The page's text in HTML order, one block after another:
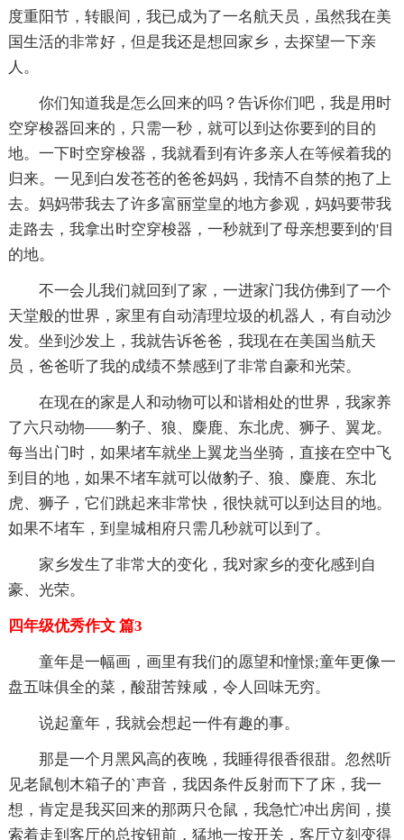
度重阳节，转眼间，我已成为了一名航天员，虽然我在美
国生活的非常好，但是我还是想回家乡，去探望一下亲
人。
你们知道我是怎么回来的吗？告诉你们吧，我是用时
空穿梭器回来的，只需一秒，就可以到达你要到的目的
地。一下时空穿梭器，我就看到有许多亲人在等候着我的
归来。一见到白发苍苍的爸爸妈妈，我情不自禁的抱了上
去。妈妈带我去了许多富丽堂皇的地方参观，妈妈要带我
走路去，我拿出时空穿梭器，一秒就到了母亲想要到的'目
的地。
不一会儿我们就回到了家，一进家门我仿佛到了一个
天堂般的世界，家里有自动清理垃圾的机器人，有自动沙
发。坐到沙发上，我就告诉爸爸，我现在在美国当航天
员，爸爸听了我的成绩不禁感到了非常自豪和光荣。
在现在的家是人和动物可以和谐相处的世界，我家养
了六只动物——豹子、狼、麋鹿、东北虎、狮子、翼龙。
每当出门时，如果堵车就坐上翼龙当坐骑，直接在空中飞
到目的地，如果不堵车就可以做豹子、狼、麋鹿、东北
虎、狮子，它们跳起来非常快，很快就可以到达目的地。
如果不堵车，到皇城相府只需几秒就可以到了。
家乡发生了非常大的变化，我对家乡的变化感到自
豪、光荣。
四年级优秀作文 篇3
童年是一幅画，画里有我们的愿望和憧憬;童年更像一
盘五味俱全的菜，酸甜苦辣咸，令人回味无穷。
说起童年，我就会想起一件有趣的事。
那是一个月黑风高的夜晚，我睡得很香很甜。忽然听
见老鼠刨木箱子的`声音，我因条件反射而下了床，我一
想，肯定是我买回来的那两只仓鼠，我急忙冲出房间，摸
索着走到客厅的总按钮前，猛地一按开关，客厅立刻变得